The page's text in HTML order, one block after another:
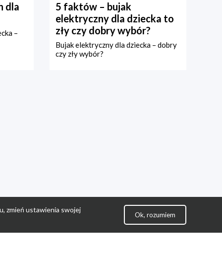
dla
–
5 faktów – bujak
elektryczny dla dziecka to
zły czy dobry wybór?
Bujak elektryczny dla dziecka – dobry
czy zły wybór?
zmień ustawienia swojej
Ok, rozumiem